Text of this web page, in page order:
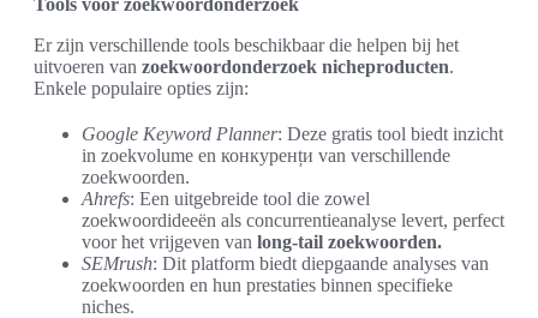
Er zijn verschillende tools beschikbaar die helpen bij het
uitvoeren van zoekwoordonderzoek nicheproducten.
Enkele populaire opties zijn:
Google Keyword Planner: Deze gratis tool biedt inzicht
in zoekvolume en конкуренțи van verschillende
zoekwoorden.
Ahrefs: Een uitgebreide tool die zowel
zoekwoordideeën als concurrentieanalyse levert, perfect
voor het vrijgeven van long-tail zoekwoorden.
SEMrush: Dit platform biedt diepgaande analyses van
zoekwoorden en hun prestaties binnen specifieke
niches.